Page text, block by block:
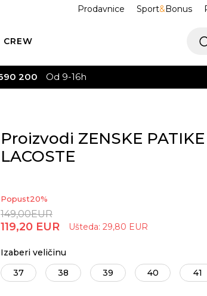
Prodavnice Sport&Bonus
CREW
Od 9-16h
Proizvodi ZENSKE PATIKE
LACOSTE
Popust20%
149,00EUR
119,20 EUR Ušteda: 29,80 EUR
Izaberi veličinu
37
38 39 40 41